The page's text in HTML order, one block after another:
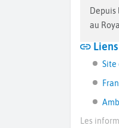
Depuis le 02/04/2025, les voyageurs doivent présenter un passeport valide et un e-visa pour pouvoir entrer
au
Site
Les